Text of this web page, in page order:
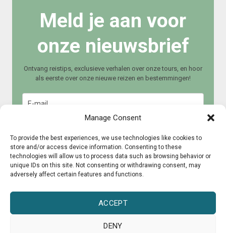
Manage Consent
To provide the best experiences, we use technologies like cookies to
store and/or access device information. Consenting to these
technologies will allow us to process data such as browsing behavior or
unique IDs on this site. Not consenting or withdrawing consent, may
adversely affect certain features and functions.
ACCEPT
DENY
Meld je aan voor
onze nieuwsbrief
Ontvang reistips, exclusieve verhalen over onze tours, en hoor
als eerste over onze nieuwe reizen en bestemmingen!
Meld je aan